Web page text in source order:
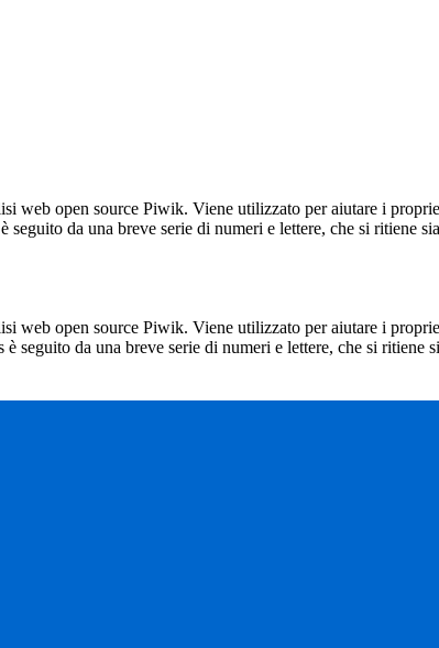
web open source Piwik. Viene utilizzato per aiutare i
da una breve serie di numeri e lettere, che si ritiene
web open source Piwik. Viene utilizzato per aiutare i
seguito da una breve serie di numeri e lettere, che si